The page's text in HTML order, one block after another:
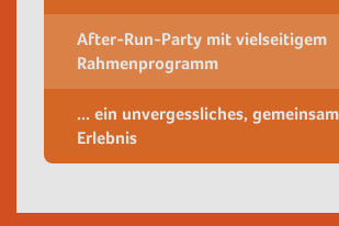
After-Run-Party mit vielseitigem
Rahmenprogramm
... ein unvergessliches,
Erlebnis